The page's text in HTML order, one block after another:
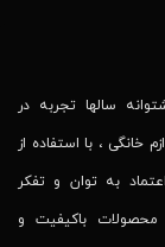
سالها تجربه در
خانگی ، با استفاده از
به توان و تفکر
محصولات باکیفیت و